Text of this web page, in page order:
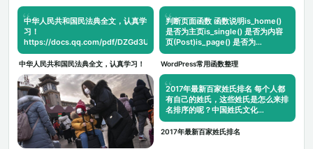
中华人民共和国民法典全文，认真学
习！
https://docs.qq.com/pdf/DZGd3UnNBY05zUnZy
中华人民共和国民法典全文，认真学习！
判断页面函数 函数说明is_home()
是否为主页is_single() 是否为内容
页(Post)is_page() 是否为…
WordPress常用函数整理
2017年最新百家姓氏排名 每个人都
有自己的姓氏，这些姓氏是怎么来排
名排序的呢？中国姓氏文化…
2017年最新百家姓氏排名